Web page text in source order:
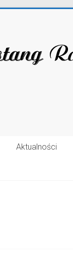
Aktualności